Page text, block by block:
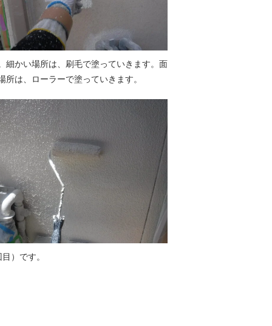
細かい場所は、刷毛で塗っていきます。面
所は、ローラーで塗っていきます。
）です。